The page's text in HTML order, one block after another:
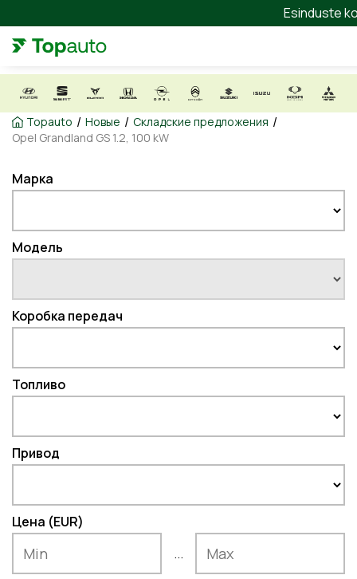
Esinduste
Topauto / Новые / Складские предложения /
Opel Grandland GS 1.2, 100 kW
Марка
Модель
Коробка передач
Топливо
Привод
Цена (EUR)
...